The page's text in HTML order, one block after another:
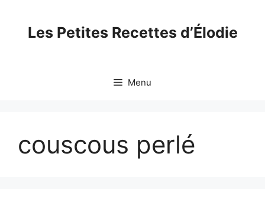
contentLes Petites Recettes d’Élodie
Menu
couscous perlé